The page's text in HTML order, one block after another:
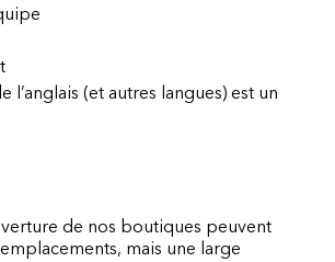
l’anglais (et autres langues) est un
de nos boutiques peuvent
mais une large